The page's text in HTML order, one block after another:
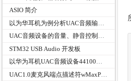
ASIO 简介
UAC音频设备的音量、静音控制及音量百分比对比分析
STM32 USB Audio 开发板
以华为耳机UAC音频设备44100采样率2通道每通道2字节的数据传输实例分析